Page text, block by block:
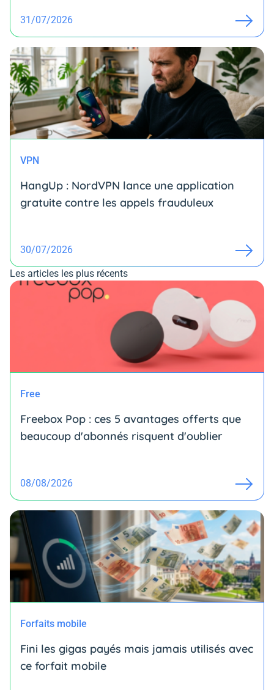
31/07/2026
VPN
HangUp : NordVPN lance une application
gratuite contre les appels frauduleux
30/07/2026
Les articles les plus récents
Free
Freebox Pop : ces 5 avantages offerts que
beaucoup d'abonnés risquent d'oublier
08/08/2026
Forfaits mobile
Fini les gigas payés mais jamais utilisés avec
ce forfait mobile